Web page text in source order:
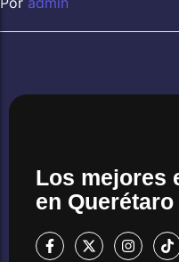
Los mejores
en Querétaro